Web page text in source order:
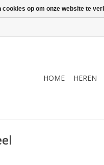
HOME HEREN
cookies op om onze website te